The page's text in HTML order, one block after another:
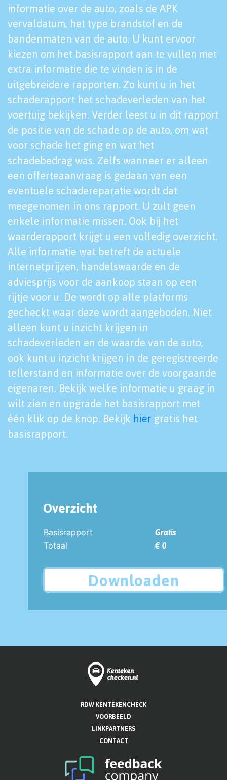
informatie over de auto, zoals de APK
vervaldatum, het type brandstof en de
bandenmaten van de auto. U kunt ervoor
kiezen om het basisrapport aan te vullen met
extra informatie die te vinden is in de
uitgebreidere rapporten. Zo kunt u in het
schaderapport het schadeverleden van het
voertuig bekijken. Verder leest u in dit rapport
de positie van de schade op de auto, om wat
voor schade het ging en wat het
schadebedrag was. Zelfs wanneer er alleen
een offerteaanvraag is gedaan van een
eventuele schadereparatie wordt dat
meegenomen in ons rapport. U zult geen
enkele informatie missen. Ook bij het
waarderapport krijgt u een volledig overzicht.
Alle informatie wat betreft de actuele
internetprijzen, handelswaarde en de
adviesprijs voor de aankoop staan op een
rijtje voor u. De wordt op alle platforms
gecheckt waar deze wordt aangeboden. Niet
alleen kunt u inzicht krijgen in
schadeverleden en de waarde van de auto,
ook kunt u inzicht krijgen in de geregistreerde
tellerstand en informatie over de voorgaande
eigenaren. Bekijk welke informatie u graag in
wilt zien en upgrade het basisrapport met
één klik op de knop. Bekijk hier gratis het
basisrapport.
Overzicht
Basisrapport
Gratis
Totaal
€ 0
Downloaden
RDW KENTEKENCHECK
VOORBEELD
LINKPARTNERS
CONTACT